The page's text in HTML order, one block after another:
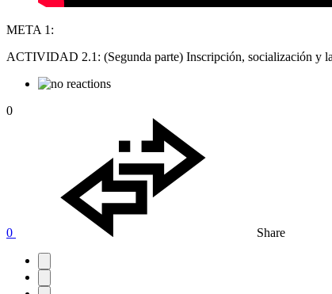
META 1:
ACTIVIDAD 2.1: (Segunda parte) Inscripción, socialización y
0
0 Share